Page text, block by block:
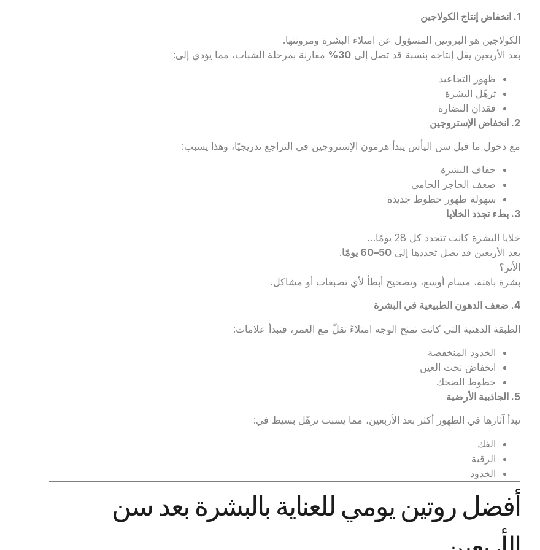
1. انخفاض إنتاج الكولاجين
الكولاجين هو البروتين المسؤول عن امتلاء البشرة ومرونتها.
بعد الأربعين يقل إنتاجه بنسبة قد تصل إلى 30%
مقارنة بمرحلة الشباب، مما يؤدي إلى:
ظهور التجاعيد
ترهّل البشرة
فقدان النضارة
2. انخفاض الإستروجين
مع دخول ما قبل سن اليأس يبدأ هرمون الإستروجين في التراجع تدريجيًا، وهذا يسبب:
جفاف البشرة
ضعف الحاجز الحامي
سهولة ظهور خطوط جديدة
3. بطء تجدد الخلايا
خلايا البشرة كانت تتجدد كل 28 يومًا…
بعد الأربعين قد يصل تجددها إلى 50–60 يومًا.
الأثر؟
بشرة باهتة، مسام أوسع، وتصحيح أبطأ لأي تصبغات أو مشاكل.
4. ضعف الدهون الطبيعية في البشرة
الطبقة الدهنية التي كانت تمنح الوجه امتلاءً تقلّ مع العمر، فتبدأ علامات:
الخدود المنخفضة
انخفاض تحت العين
خطوط الضحك
5. الجاذبية الأرضية
تبدأ آثارها في الظهور أكثر بعد الأربعين، مما يسبب ترهّل بسيط في:
الفك
الرقبة
الخدود
أفضل روتين يومي للعناية بالبشرة بعد سن